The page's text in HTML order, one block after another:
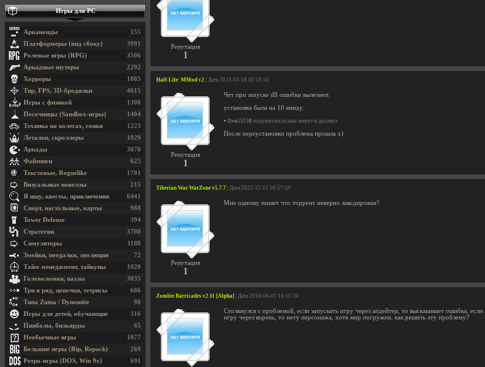
Репутация
1
Half-Life: MMod v2 | Дата 2023-03-18 16:59:50
Репутация
1
Чет при запуске dll ошибки вылезают.
установка была на 10 винду.
• Den55538 подумал несколько минут и добавил:
После переустановки проблема прошла x)
Tiberian War WarZone v5.7.7 | Дата 2022-12-12 20:57:59
Репутация
1
Мне одному пишет что торрент неверно закодирован?
Zombie Barricades v2.11 [Alpha] | Дата 2018-06-01 14:15:30
Столкнулся с проблемой, если запускать игру через апдейтер, то выскакивает ошибка,
игру через корень, то нету персонажа, хотя мир погружен, как решить эту проблему?
Игры для PC
155
Арканоиды
3991
Платформеры (вид сбоку)
3506
Ролевые игры (RPG)
2292
Аркадные шутеры
1885
Хорроры
4015
Тир, FPS, 3D-бродилки
1308
Игры с физикой
1404
Песочницы (Sandbox-игры)
1223
Техника на колесах, гонки
1029
Леталки, скроллеры
3070
Аркады
625
Файтинги
1701
Текстовые, Roguelike
215
Визуальные новеллы
6441
Я ищу, квесты, приключения
988
Спорт, настольные, карты
394
Tower Defense
3780
Стратегии
1188
Симуляторы
72
Змейки, поедалки, эволюция
1020
Тайм менеджмент, тайкуны
3035
Головоломки, пазлы
686
Три в ряд, цепочки, тетрисы
98
Типа Zuma / Dynomite
316
Игры для детей, обучающие
65
Пинболы, бильярды
1077
Необычные игры
269
Большие игры (Rip, Repack)
691
Ретро-игры (DOS, Win 9x)